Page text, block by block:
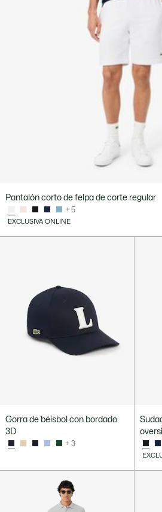
Pantalón corto de felpa de corte regular
+ 5
EXCLUSIVA ONLINE
Gorra de béisbol con bordado
3D
+ 3